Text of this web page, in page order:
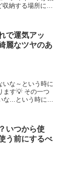
収納する場所に困
で運気アッ
麗なツヤのあ
な～という時に
ます💡 その一つ
...という時に意
いつから使
う前にするべ